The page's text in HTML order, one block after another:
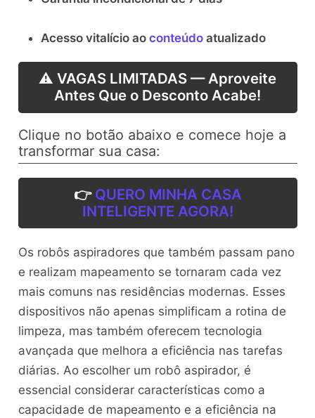
Acesso vitalício ao conteúdoatualizado
⚠️ VAGAS LIMITADAS — Aproveite
Antes Que o Desconto Acabe!
Clique no botão abaixo e comece hoje a
transformar sua casa:
👉 QUERO MINHA CASA
INTELIGENTE AGORA!
Os robôs aspiradores que também passam pano
e realizam mapeamento se tornaram cada vez
mais comuns nas residências modernas. Esses
dispositivos não apenas simplificam a rotina de
limpeza, mas também oferecem tecnologia
avançada que melhora a eficiência nas tarefas
diárias. Ao escolher um robô aspirador, é
essencial considerar características como a
capacidade de mapeamento e a eficiência na